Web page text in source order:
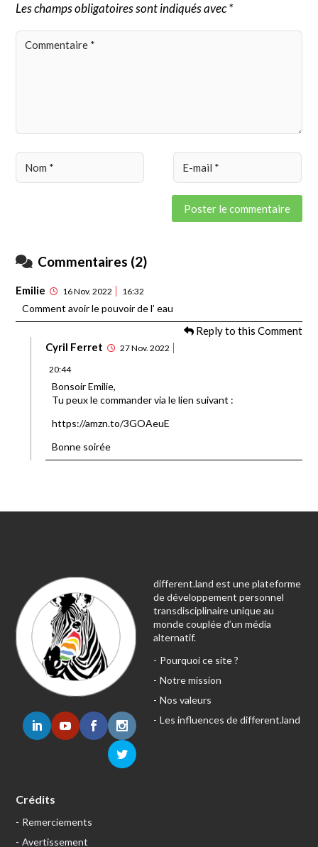
Les champs obligatoires sont indiqués avec *
Commentaires (2)
Emilie 16 Nov. 2022 16:32
Comment avoir le pouvoir de l’ eau
Reply to this Comment
Cyril Ferret
27 Nov. 2022
20:44
Bonsoir Emilie,
Tu peux le commander via le lien suivant :
https://amzn.to/3GOAeuE
Bonne soirée
different.land est une plateforme
de développement personnel
transdisciplinaire unique au
monde couplée d’un média
alternatif.
Pourquoi ce site ?
Notre mission
Nos valeurs
Les influences de different.land
Crédits
Remerciements
Avertissement